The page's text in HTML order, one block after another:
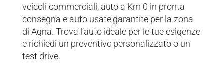
veicoli commerciali, auto a Km 0 in pronta
consegna e auto usate garantite per la zona
di Agna. Trova l’auto ideale per le tue esigenze
e richiedi un preventivo personalizzato o un
test drive.